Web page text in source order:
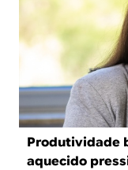
R
E
Produtividade
aquecido